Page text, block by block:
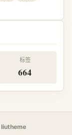
标签
664
liutheme